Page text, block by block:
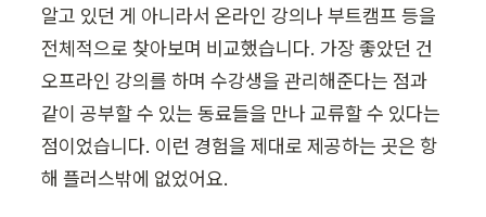
알고 있던 게 아니라서 온라인 강의나 부트캠프 등을
전체적으로 찾아보며 비교했습니다. 가장 좋았던 건
오프라인 강의를 하며 수강생을 관리해준다는 점과
같이 공부할 수 있는 동료들을 만나 교류할 수 있다는
점이었습니다. 이런 경험을 제대로 제공하는 곳은 항
해 플러스밖에 없었어요.